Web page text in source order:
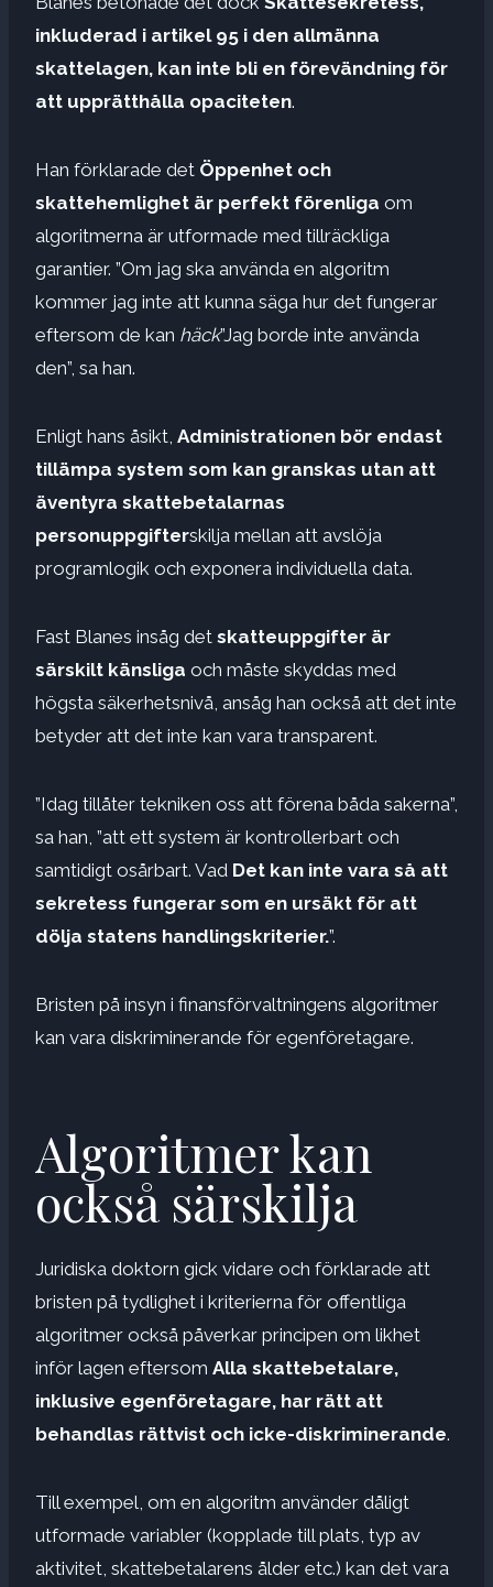
inkluderad i artikel 95 i den allmänna
skattelagen, kan inte bli en förevändning för
att upprätthålla opaciteten.
Han förklarade det Öppenhet och
skattehemlighet är perfekt förenliga om
algoritmerna är utformade med tillräckliga
garantier. ”Om jag ska använda en algoritm
kommer jag inte att kunna säga hur det fungerar
eftersom de kan häck”Jag borde inte använda
den”, sa han.
Enligt hans åsikt, Administrationen bör endast
tillämpa system som kan granskas utan att
äventyra skattebetalarnas
personuppgifterskilja mellan att avslöja
programlogik och exponera individuella data.
Fast Blanes insåg det skatteuppgifter är
särskilt känsliga och måste skyddas med
högsta säkerhetsnivå, ansåg han också att det inte
betyder att det inte kan vara transparent.
”Idag tillåter tekniken oss att förena båda sakerna”,
sa han, ”att ett system är kontrollerbart och
samtidigt osårbart. Vad Det kan inte vara så att
sekretess fungerar som en ursäkt för att
dölja statens handlingskriterier.”.
Bristen på insyn i finansförvaltningens algoritmer
kan vara diskriminerande för egenföretagare.
Algoritmer kan
också särskilja
Juridiska doktorn gick vidare och förklarade att
bristen på tydlighet i kriterierna för offentliga
algoritmer också påverkar principen om likhet
inför lagen eftersom Alla skattebetalare,
inklusive egenföretagare, har rätt att
behandlas rättvist och icke-diskriminerande.
Till exempel, om en algoritm använder dåligt
utformade variabler (kopplade till plats, typ av
aktivitet, skattebetalarens ålder etc.) kan det vara